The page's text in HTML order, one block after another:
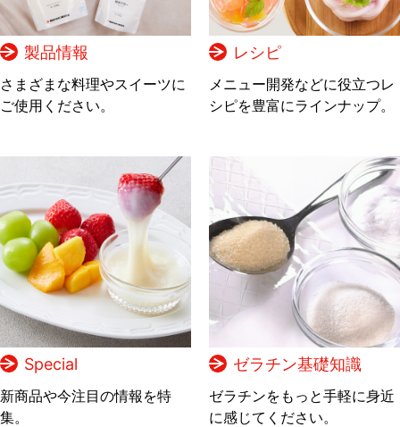
製品情報
さまざまな料理やスイーツに
ご使用ください。
レシピ
メニュー開発などに役立つレ
シピを豊富にラインナップ。
Special
新商品や今注目の情報を特
集。
ゼラチン基礎知識
ゼラチンをもっと手軽に身近
に感じてください。